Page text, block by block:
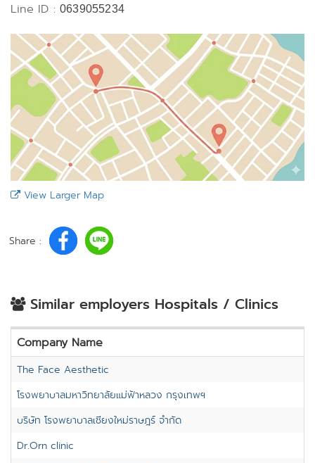
Line ID : 0639055234
View Larger Map
Share :
Similar employers Hospitals / Clinics
Company Name
The Face Aesthetic
โรงพยาบาลมหาวิทยาลัยแม่ฟ้าหลวง กรุงเทพฯ
บริษัท โรงพยาบาลเชียงใหม่ราษฎร์ จำกัด
Dr.Orn clinic